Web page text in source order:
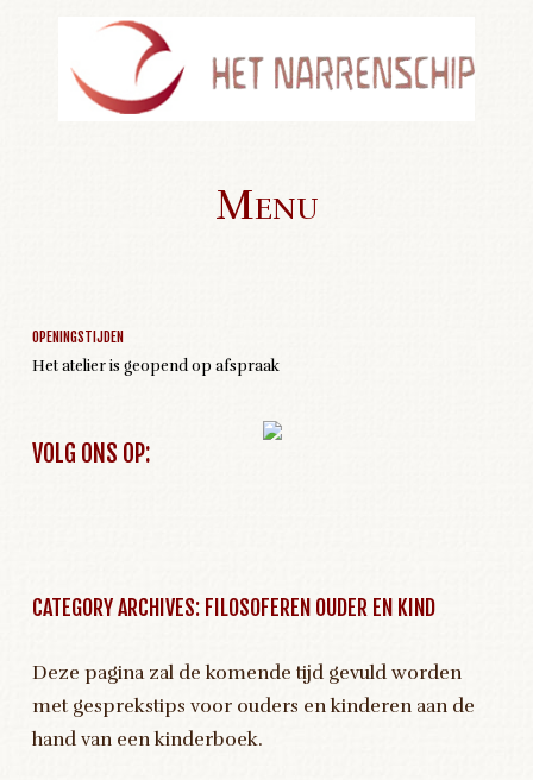
Menu
OPENINGSTIJDEN
Het atelier is geopend op afspraak
VOLG ONS OP:
CATEGORY ARCHIVES: FILOSOFEREN OUDER EN KIND
Deze pagina zal de komende tijd gevuld worden
met gesprekstips voor ouders en kinderen aan de
hand van een kinderboek.